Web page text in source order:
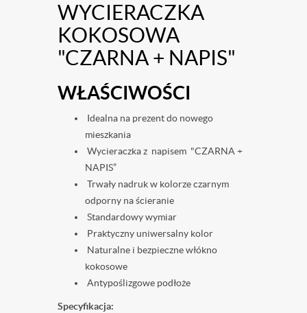
WYCIERACZKA
KOKOSOWA
"CZARNA + NAPIS"
WŁAŚCIWOŚCI
Idealna na prezent do nowego
mieszkania
Wycieraczka z napisem "CZARNA +
NAPIS”
Trwały nadruk w kolorze czarnym
odporny na ścieranie
Standardowy wymiar
Praktyczny uniwersalny kolor
Naturalne i bezpieczne włókno
kokosowe
Antypoślizgowe podłoże
Specyfikacja: